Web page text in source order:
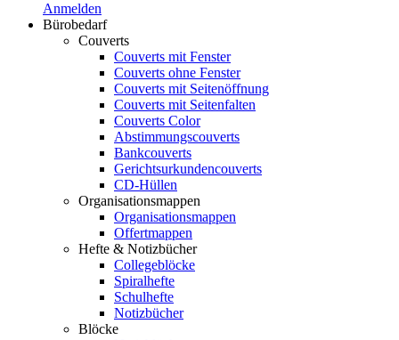
Anmelden
Bürobedarf
Couverts
Couverts mit Fenster
Couverts ohne Fenster
Couverts mit Seitenöffnung
Couverts mit Seitenfalten
Couverts Color
Abstimmungscouverts
Bankcouverts
Gerichtsurkundencouverts
CD-Hüllen
Organisationsmappen
Organisationsmappen
Offertmappen
Hefte & Notizbücher
Collegeblöcke
Spiralhefte
Schulhefte
Notizbücher
Blöcke